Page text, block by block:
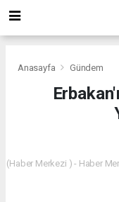
Anasayfa Gündem
(Haber Merkezi ) - Haber